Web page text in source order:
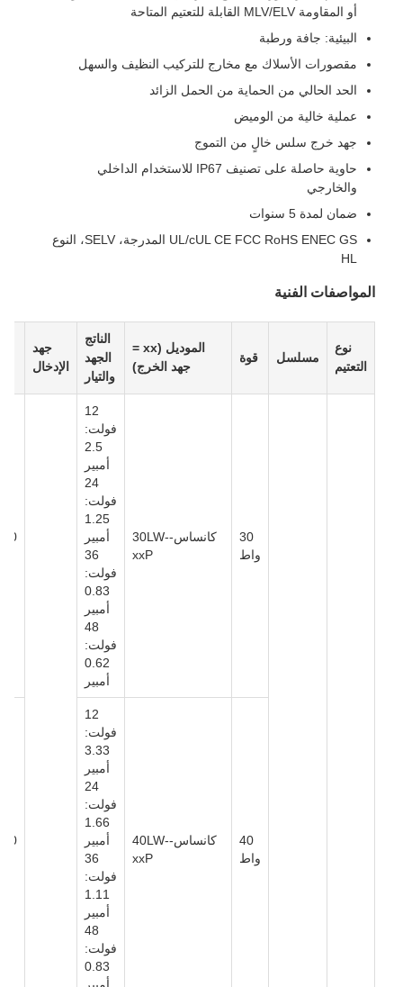
أو المقاومة MLV/ELV القابلة للتعتيم المتاحة
البيئية: جافة ورطبة
مقصورات الأسلاك مع مخارج للتركيب النظيف والسهل
الحد الحالي من الحماية من الحمل الزائد
عملية خالية من الوميض
جهد خرج سلس خالٍ من التموج
حاوية حاصلة على تصنيف IP67 للاستخدام الداخلي
والخارجي
ضمان لمدة 5 سنوات
UL/cUL CE FCC RoHS ENEC GS المدرجة، SELV، النوع
HL
المواصفات الفنية
نوع
التعتيم
مسلسل قوة
الموديل (xx =
جهد الخرج)
الناتج
الجهد
والتيار
جهد
الإدخال
30
واط
كانساس-30LW-
xxP
12
فولت:
2.5
أمبير
24
فولت:
1.25
أمبير
36
فولت:
0.83
أمبير
48
فولت:
0.62
أمبير
40
واط
كانساس-40LW-
xxP
12
فولت:
3.33
أمبير
24
فولت:
1.66
أمبير
36
فولت:
1.11
أمبير
48
فولت:
0.83